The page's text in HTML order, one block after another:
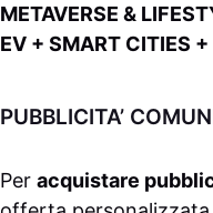
METAVERSE &
EV + SMART CITIES
PUBBLICITA’
Per acquistare